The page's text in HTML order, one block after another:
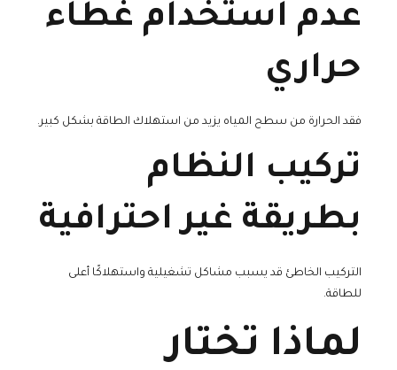
عدم استخدام غطاء
حراري
فقد الحرارة من سطح المياه يزيد من استهلاك الطاقة بشكل كبير.
تركيب النظام
بطريقة غير احترافية
التركيب الخاطئ قد يسبب مشاكل تشغيلية واستهلاكًا أعلى
للطاقة.
لماذا تختار